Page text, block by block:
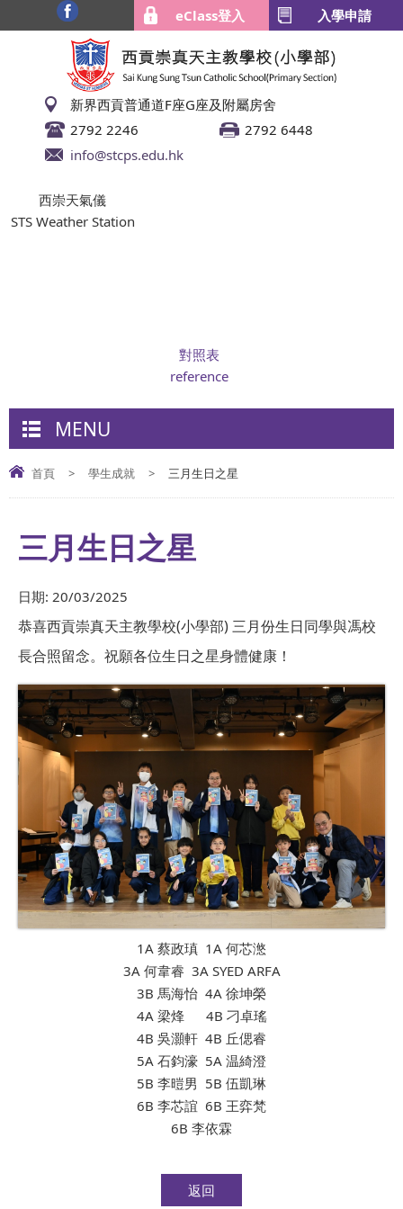
eClass登入 入學申請
新界西貢普通道F座G座及附屬房舍
2792 2246
2792 6448
info@stcps.edu.hk
西崇天氣儀
STS Weather Station
對照表
reference
MENU
首頁 > 學生成就 > 三月生日之星
三月生日之星
日期: 20/03/2025
恭喜西貢崇真天主教學校(小學部) 三月份生日同學與馮校
長合照留念。祝願各位生日之星身體健康！
1A 蔡政瑱 1A 何芯滺
3A 何韋睿 3A SYED ARFA
3B 馬海怡 4A 徐坤榮
4A 梁烽 4B 刁卓瑤
4B 吳灝軒 4B 丘偲睿
5A 石鈞濠 5A 温綺澄
5B 李暟男 5B 伍凱琳
6B 李芯誼 6B 王弈梵
6B 李依霖
返回